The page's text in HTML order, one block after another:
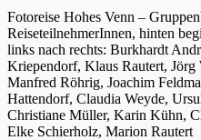
Fotoreise Hohes Venn –
ReiseteilnehmerInnen, hinten
links nach rechts: Burkhardt
Kriependorf, Klaus Rautert, Jörg
Manfred Röhrig, Joachim
Hattendorf, Claudia Weyde,
Christiane Müller, Karin Kühn,
Elke Schierholz, Marion Rautert